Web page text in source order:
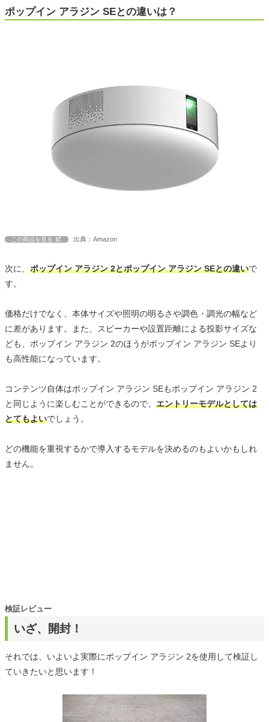
ポップイン アラジン SEとの違いは？
この商品を見る 出典：Amazon
次に、 ポップイン アラジン 2とポップイン アラジン SEとの違いで
す。
価格だけでなく、本体サイズや照明の明るさや調色・調光の幅など
に差があります。また、スピーカーや設置距離による投影サイズな
ども、ポップイン アラジン 2のほうがポップイン アラジン SEより
も高性能になっています。
コンテンツ自体はポップイン アラジン SEもポップイン アラジン 2
と同じように楽しむことができるので、 エントリーモデルとしては
とてもよいでしょう。
どの機能を重視するかで導入するモデルを決めるのもよいかもしれ
ません。
いざ、開封！
検証レビュー
それでは、いよいよ実際にポップイン アラジン 2を使用して検証し
ていきたいと思います！